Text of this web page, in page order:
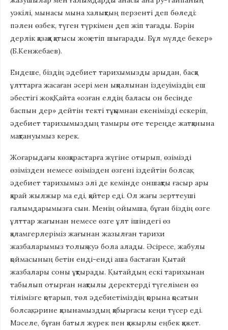
уәкілі, мынасы мына халықтың перзенті деп бөледі:
пәлен өзбек, түген түркімен деп жіп тағады. Бәрін
дерлік қазаққа қатысы жоқ етіп шығарады. Бұл мүлде бекер»
(Б.Кенжебаев).
Ендеше, біздің әдебиет тарихымызды арыдан, басқа
ұлттарға жасаған әсері мен ықпалынан іздеуіміздің еш
әбестігі жоқ. Қайта «озған елдің баласы он бесінде
баспын дер» дейтін текті тұқымнан екенімізді ескеріп,
әдебиет тарихымыздың тамыры өте тереңде жатқанына
мақтануымыз керек.
Жоғарыдағы көзқарастарға жүгіне отырып, өзімізді
өзімізден немесе өзімізден өзгені іздейтін болсақ,
әдебиет тарихымыз әлі де кемінде оншақты ғасыр ары
қарай жылжыр ма еді, қайтер еді. Ол жағы зерттеуші
ғалымдарымызға сын. Менің ойымша, бұған біздің өзге
ұлттар жағынан немесе өзге ұлт ішіндегі өз
қаламгерлеріміз жағынан жазылған тарихи
жазбаларымыз толық куә бола алады. Әсіресе, жабулы
қоймасының бетін енді-енді аша бастаған Қытай
жазбалары соны ұқтырады. Қытайдың ескі тарихынан
табылып отырған нақтылы деректерді түгелімен өз
тілімізге қотарып, төл әдебиетіміздің қорына қосатын
болсақ, әрине қазынамыздың қабырғасы кеңи түсер еді.
Мәселе, бұған батыл жүрек пен қажырлы еңбек қажет.